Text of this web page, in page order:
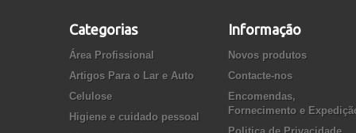
Categorias
Área Profissional
Artigos Para o Lar e Auto
Celulose
Higiene e cuidado pessoal
Informação
Novos produtos
Contacte-nos
Encomendas,
Fornecimento e